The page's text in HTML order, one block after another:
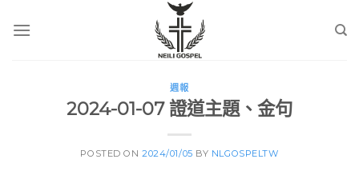
週報
2024-01-07 證道主題、金句
POSTED ON2024/01/05 BY NLGOSPELTW